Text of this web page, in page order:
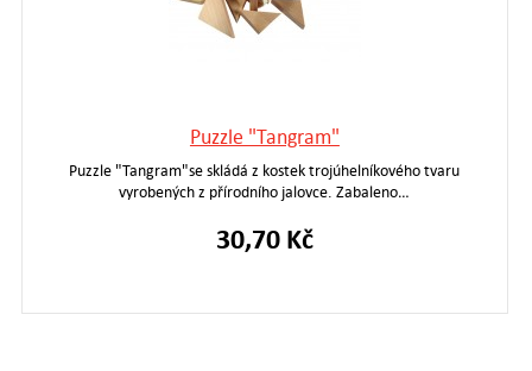
Puzzle "Tangram"
Puzzle "Tangram"se skládá z kostek trojúhelníkového tvaru
vyrobených z přírodního jalovce. Zabaleno…
30,70 Kč